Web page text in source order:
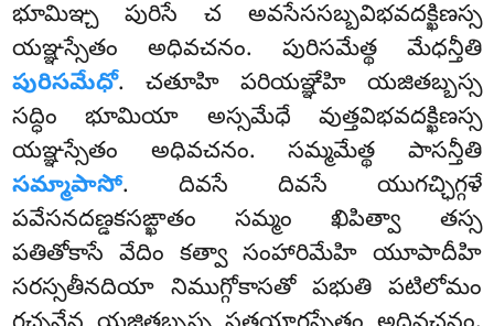
భూమిఞ్చ పురిసే చ అవసేససబ్బవిభవదక్ఖిణస్స
యఞ్ఞస్సేతం అధివచనం. పురిసమేత్థ మేధన్తీతి
పురిసమేధో. చతూహి పరియఞ్ఞేహి యజితబ్బస్స
సద్ధిం భూమియా అస్సమేధే వుత్తవిభవదక్ఖిణస్స
యఞ్ఞస్సేతం అధివచనం. సమ్మమేత్థ పాసన్తీతి
సమ్మాపాసో. దివసే దివసే యుగచ్ఛిగ్గళే
పవేసనదణ్డకసఙ్ఖాతం సమ్మం ఖిపిత్వా తస్స
పతితోకాసే వేదిం కత్వా సంహారిమేహి యూపాదీహి
సరస్సతీనదియా నిముగ్గోకాసతో పభుతి పటిలోమం